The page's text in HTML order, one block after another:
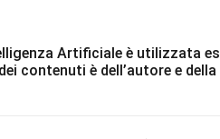
Artificiale è utilizzata
contenuti è dell’autore e